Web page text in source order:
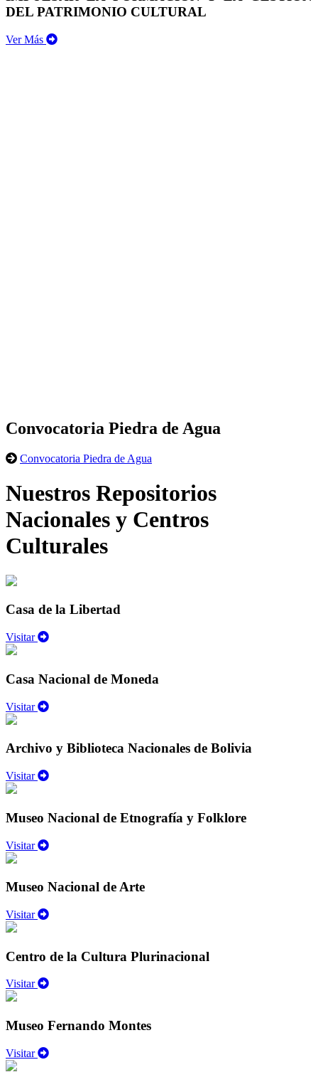
DEL PATRIMONIO CULTURAL
Ver Más
Convocatoria Piedra de Agua
Convocatoria Piedra de Agua
Nuestros Repositorios
Nacionales y Centros
Culturales
Casa de la Libertad
Visitar
Casa Nacional de Moneda
Visitar
Archivo y Biblioteca Nacionales de Bolivia
Visitar
Museo Nacional de Etnografía y Folklore
Visitar
Museo Nacional de Arte
Visitar
Centro de la Cultura Plurinacional
Visitar
Museo Fernando Montes
Visitar